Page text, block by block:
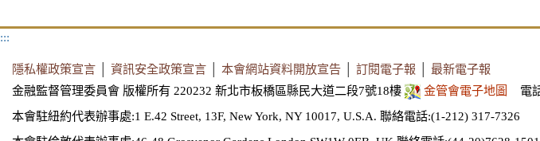
:::
隱私權政策宣言 資訊安全政策宣言 本會網站資料開放宣告 訂閱電子報
最新電子報
金融監督管理委員會 版權所有 220232 新北市板橋區縣民大道二段7號18樓
金管會電子地圖 電
本會駐紐約代表辦事處:1 E.42 Street, 13F, New York, NY 10017, U.S.A. 聯絡電話:(1-212) 317-7326